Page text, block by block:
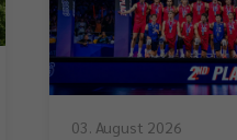
03. August 2026